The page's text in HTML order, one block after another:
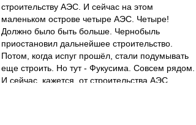
строительству АЭС. И сейчас на этом
маленьком острове четыре АЭС. Четыре!
Должно было быть больше. Чернобыль
приостановил дальнейшее строительство.
Потом, когда испуг прошёл, стали подумывать
еще строить. Но тут - Фукусима. Совсем рядом.
И сейчас, кажется, от строительства АЭС